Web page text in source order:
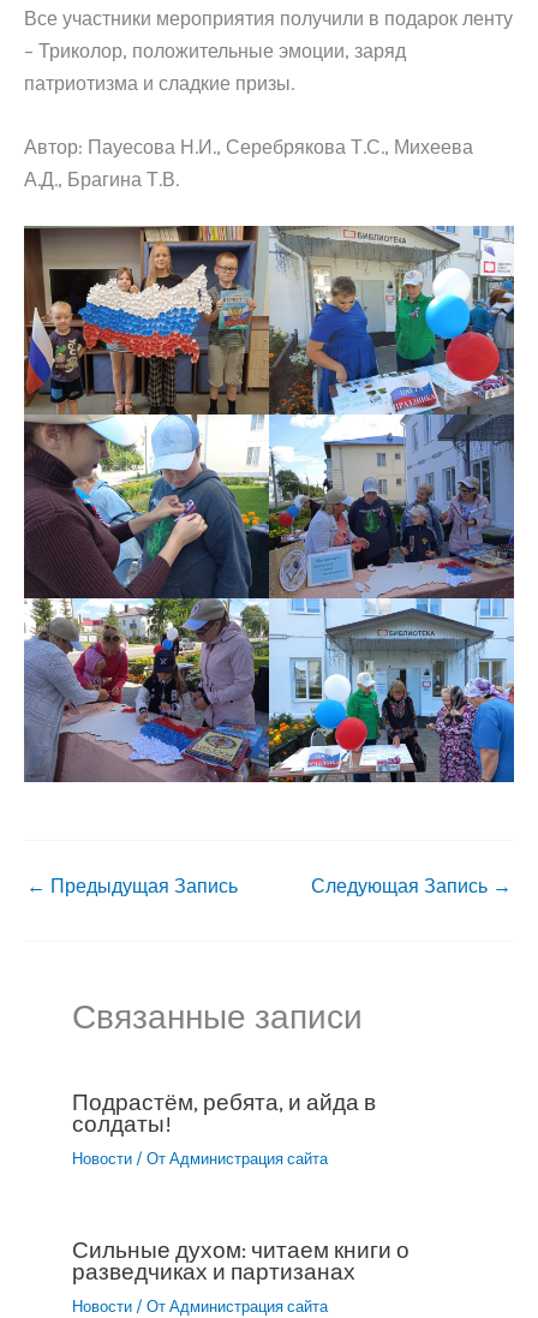
Все участники мероприятия получили в подарок ленту
– Триколор, положительные эмоции, заряд
патриотизма и сладкие призы.
Автор: Пауесова Н.И., Серебрякова Т.С., Михеева
А.Д., Брагина Т.В.
← Предыдущая Запись Следующая Запись →
Связанные записи
Подрастём, ребята, и айда в
солдаты!
Новости / От Администрация сайта
Сильные духом: читаем книги о
разведчиках и партизанах
Новости / От Администрация сайта